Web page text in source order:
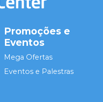
Promoções e
Eventos
Mega Ofertas
Eventos e Palestras